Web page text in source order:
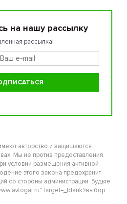
на нашу рассылку
рассылка!
авторство и защищаются
Мы не против предоставления
условии размещения активной
этого закона предохранит
со стороны администрации. Будьте
target=_blank>выбор